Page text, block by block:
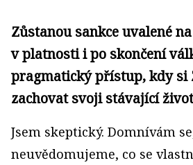
Zůstanou sankce uvalené
v platnosti i po skončení
pragmatický přístup, kdy si
zachovat svoji stávající
Jsem skeptický. Domnívám
neuvědomujeme, co se